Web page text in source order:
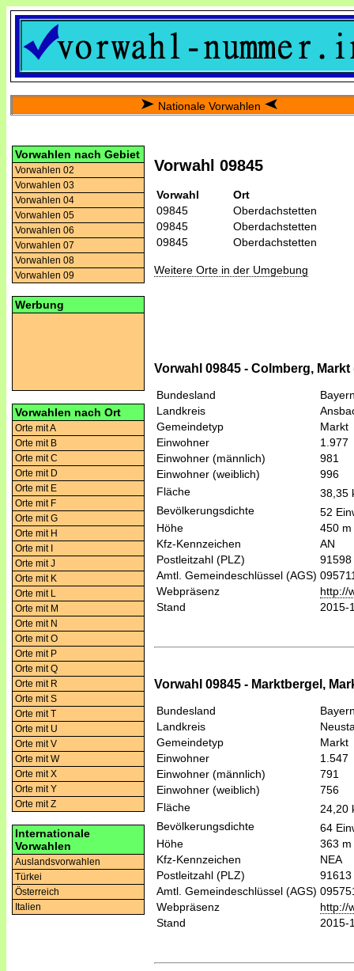
Nationale Vorwahlen
Vorwahlen nach Gebiet
Vorwahlen 02
Vorwahlen 03
Vorwahlen 04
Vorwahlen 05
Vorwahlen 06
Vorwahlen 07
Vorwahlen 08
Vorwahlen 09
Werbung
Vorwahlen nach Ort
Orte mit A
Orte mit B
Orte mit C
Orte mit D
Orte mit E
Orte mit F
Orte mit G
Orte mit H
Orte mit I
Orte mit J
Orte mit K
Orte mit L
Orte mit M
Orte mit N
Orte mit O
Orte mit P
Orte mit Q
Orte mit R
Orte mit S
Orte mit T
Orte mit U
Orte mit V
Orte mit W
Orte mit X
Orte mit Y
Orte mit Z
Internationale
Vorwahlen
Auslandsvorwahlen
Türkei
Österreich
Italien
Vorwahl 09845
Vorwahl
Ort
09845
Oberdachstetten
09845
Oberdachstetten
09845
Oberdachstetten
Weitere Orte in der Umgebung
Vorwahl 09845 - Colmberg,
Bundesland
Landkreis
Gemeindetyp
Markt
Einwohner
1.977
Einwohner (männlich)
981
Einwohner (weiblich)
996
Fläche
38,35
Bevölkerungsdichte
52
Höhe
450 m
Kfz-Kennzeichen
AN
Postleitzahl (PLZ)
91598
Amtl. Gemeindeschlüssel (AGS)
Webpräsenz
http://
Stand
2015-
Vorwahl 09845 - Marktbergel,
Bundesland
Landkreis
Gemeindetyp
Markt
Einwohner
1.547
Einwohner (männlich)
791
Einwohner (weiblich)
756
Fläche
24,20
Bevölkerungsdichte
64
Höhe
363 m
Kfz-Kennzeichen
NEA
Postleitzahl (PLZ)
91613
Amtl. Gemeindeschlüssel (AGS)
Webpräsenz
http://
Stand
2015-